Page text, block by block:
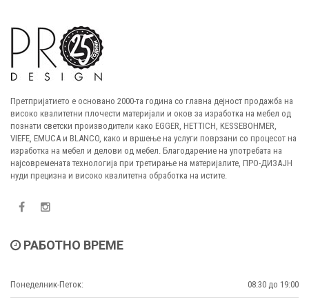
Претпријатието е основано 2000-та година со главна дејност продажба на
високо квалитетни плочести материјали и оков за изработка на мебел од
познати светски производители како EGGER, HETTICH, KESSEBOHMER,
VIEFE, EMUCA и BLANCO, како и вршење на услуги поврзани со процесот на
изработка на мебел и делови од мебел. Благодарение на употребата на
најсовремената технологија при третирање на материјалите, ПРО-ДИЗАЈН
нуди прецизна и високо квалитетна обработка на истите.
РАБОТНО ВРЕМЕ
Понеделник-Петок: 08:30 до 19:00